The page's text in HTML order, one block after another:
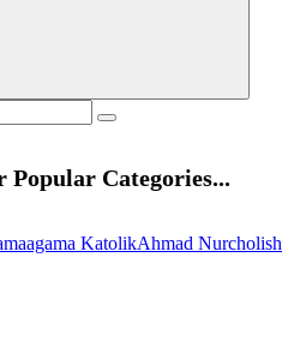
Popular Categories...
agama KatolikAhmad Nurcholish